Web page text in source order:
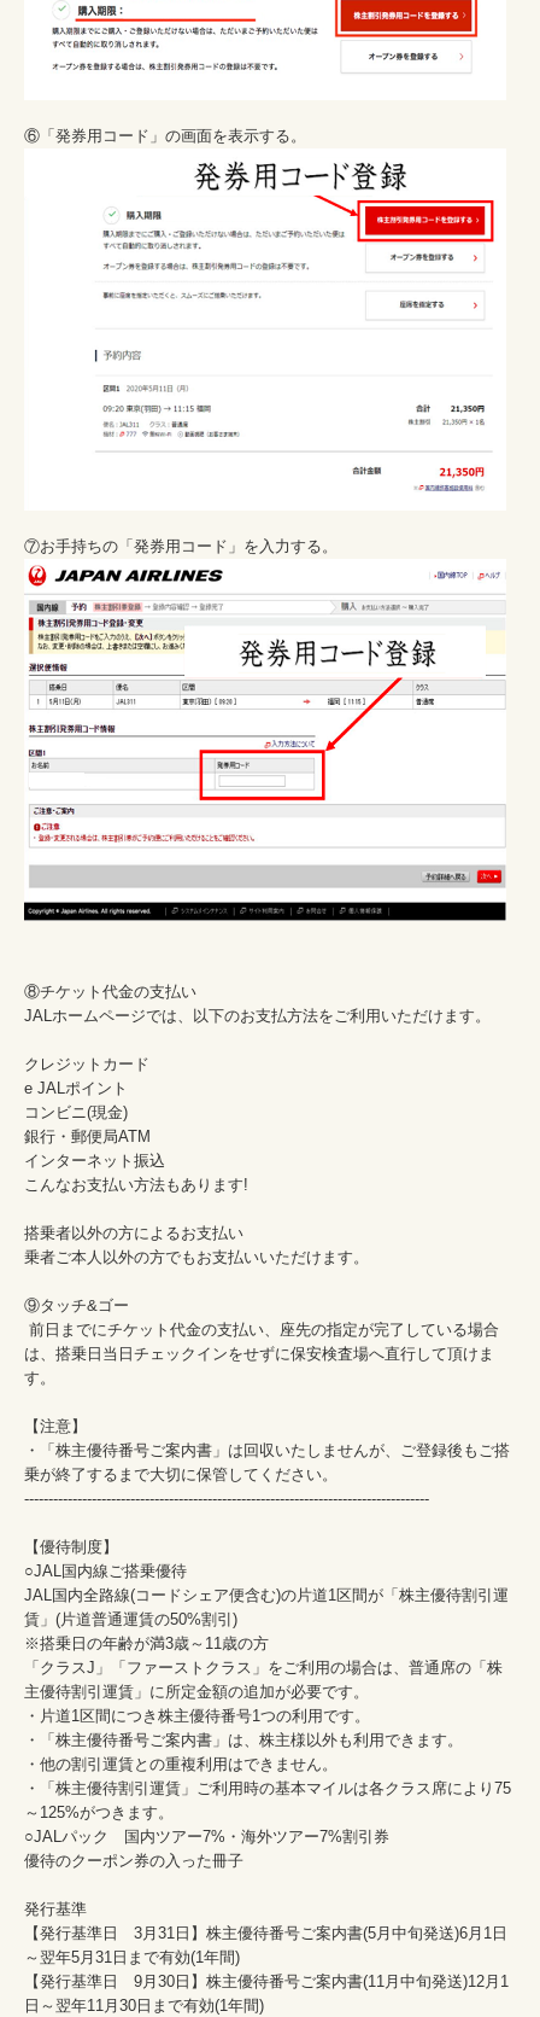
⑧チケット代金の支払い
JALホームページでは、以下のお支払方法をご利用いただけます。
クレジットカード
e JALポイント
コンビニ(現金)
銀行・郵便局ATM
インターネット振込
こんなお支払い方法もあります!
搭乗者以外の方によるお支払い
乗者ご本人以外の方でもお支払いいただけます。
⑨タッチ&ゴー
は、搭乗日当日チェックインをせずに保安検査場へ直行して頂けま
す。
【注意】
・「株主優待番号ご案内書」は回収いたしませんが、ご登録後もご搭
乗が終了するまで大切に保管してください。
------------------------------------------------------------------------------------
【優待制度】
○JAL国内線ご搭乗優待
JAL国内全路線(コードシェア便含む)の片道1区間が「株主優待割引運
賃」(片道普通運賃の50%割引)
※搭乗日の年齢が満3歳～11歳の方
「クラスJ」「ファーストクラス」をご利用の場合は、普通席の「株
主優待割引運賃」に所定金額の追加が必要です。
・片道1区間につき株主優待番号1つの利用です。
・「株主優待番号ご案内書」は、株主様以外も利用できます。
・他の割引運賃との重複利用はできません。
・「株主優待割引運賃」ご利用時の基本マイルは各クラス席により75
～125%がつきます。
○JALパック　国内ツアー7%・海外ツアー7%割引券
優待のクーポン券の入った冊子
発行基準
【発行基準日　3月31日】株主優待番号ご案内書(5月中旬発送)6月1日
～翌年5月31日まで有効(1年間)
【発行基準日　9月30日】株主優待番号ご案内書(11月中旬発送)12月1
日～翌年11月30日まで有効(1年間)